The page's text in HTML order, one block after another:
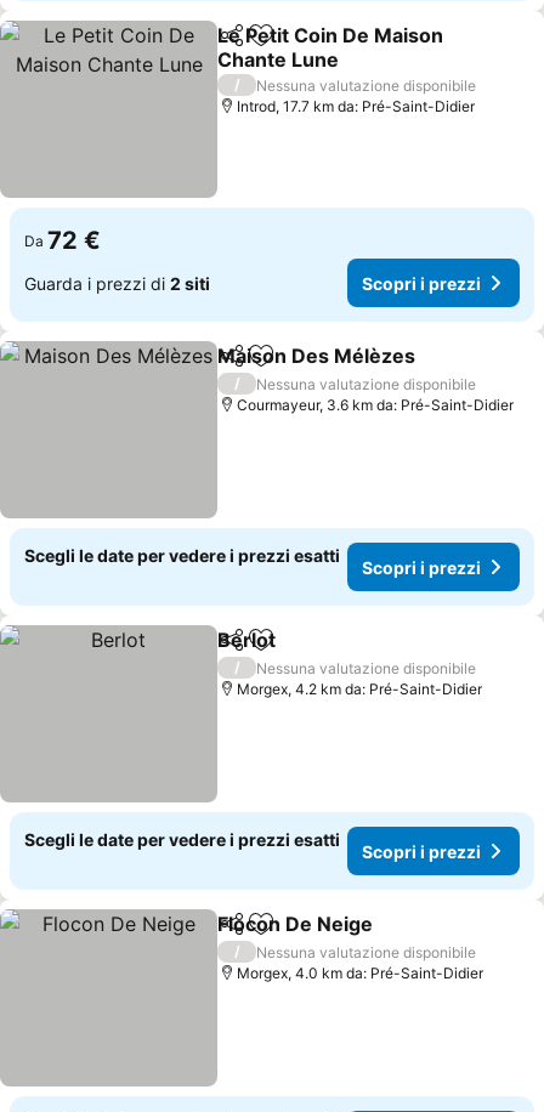
CondividiAggiungi ai preferiti
Le Petit Coin De Maison
Chante Lune
/
Nessuna valutazione disponibile
Introd, 17.7 km da: Pré-Saint-Didier
Da 72 €
Guarda i prezzi di 2 siti Scopri i prezzi
CondividiAggiungi ai preferiti
Maison Des Mélèzes
/
Nessuna valutazione disponibile
Courmayeur, 3.6 km da: Pré-Saint-Didier
Scegli le date per vedere i prezzi esatti
Scopri i prezzi
CondividiAggiungi ai preferiti
Berlot
/
Nessuna valutazione disponibile
Morgex, 4.2 km da: Pré-Saint-Didier
Scegli le date per vedere i prezzi esatti
Scopri i prezzi
CondividiAggiungi ai preferiti
Flocon De Neige
/
Nessuna valutazione disponibile
Morgex, 4.0 km da: Pré-Saint-Didier